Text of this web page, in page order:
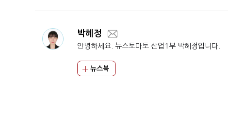
박혜정
안녕하세요. 뉴스토마토 산업1부 박혜정입니다.
뉴스북